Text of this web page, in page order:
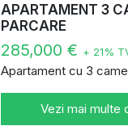
APARTAMENT 3
PARCARE
285,000 € + 21%
Apartament cu 3
Vezi mai multe